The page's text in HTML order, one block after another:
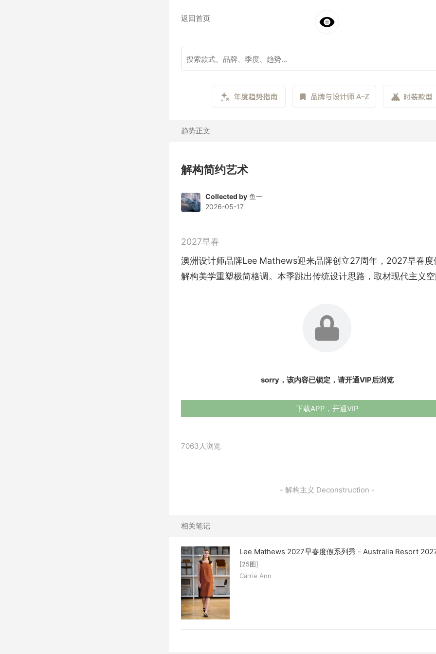
返回首页
趋势正文
解构简约艺术
Collected by 鱼一
2026-05-17
2027早春
澳洲设计师品牌Lee Mathews迎来品牌创立27周年，2027早春度
解构美学重塑极简格调。本季跳出传统设计思路，取材现代主义
sorry，该内容已锁定，请开通VIP后浏览
下载APP，开通VIP
7063人浏览
- 解构主义 Deconstruction -
相关笔记
Lee Mathews 2027早春度假系列秀 - Australia Resort
[25图]
Carrie Ann